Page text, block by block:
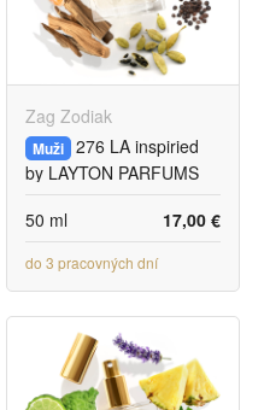
Zag Zodiak
Muži 276 LA inspiried
by LAYTON PARFUMS
DE MARLY
17,00 €
50 ml
do 3 pracovných dní